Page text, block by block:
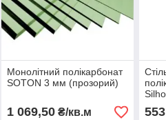
Монолітний полікарбонат
SOTON 3 мм (прозорий)
1 069,50₴/кв.м
мм